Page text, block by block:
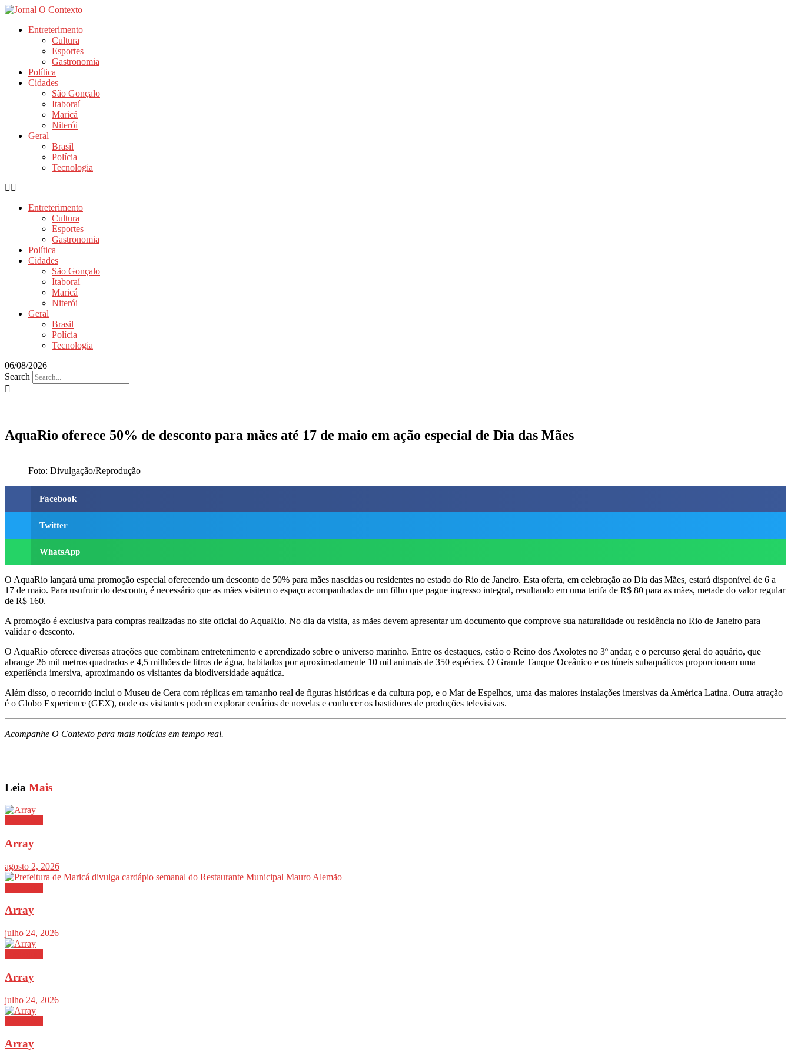
Ir
Entreterimento
Cultura
Esportes
Gastronomia
Política
Cidades
São Gonçalo
Itaboraí
Maricá
Niterói
Geral
Brasil
Polícia
Tecnologia
Entreterimento
Cultura
Esportes
Gastronomia
Política
Cidades
São Gonçalo
Itaboraí
Maricá
Niterói
Geral
Brasil
Polícia
Tecnologia
06/08/2026
Search
AquaRio oferece 50% de desconto para mães até 17 de maio em ação especial de Dia das Mães
Foto: Divulgação/Reprodução
Facebook
Twitter
WhatsApp
O AquaRio lançará uma promoção especial oferecendo um desconto de 50% para mães nascidas ou residentes no estado do Rio de Janeiro. Esta oferta, em celebração ao Dia das Mães, estará disponível de 6 a
17 de maio. Para usufruir do desconto, é necessário que as mães visitem o espaço acompanhadas de um filho que pague ingresso integral, resultando em uma tarifa de R$ 80 para as mães, metade do valor regular
de R$ 160.
A promoção é exclusiva para compras realizadas no site oficial do AquaRio. No dia da visita, as mães devem apresentar um documento que comprove sua naturalidade ou residência no Rio de Janeiro para
validar o desconto.
O AquaRio oferece diversas atrações que combinam entretenimento e aprendizado sobre o universo marinho. Entre os destaques, estão o Reino dos Axolotes no 3º andar, e o percurso geral do aquário, que
abrange 26 mil metros quadrados e 4,5 milhões de litros de água, habitados por aproximadamente 10 mil animais de 350 espécies. O Grande Tanque Oceânico e os túneis subaquáticos proporcionam uma
experiência imersiva, aproximando os visitantes da biodiversidade aquática.
Além disso, o recorrido inclui o Museu de Cera com réplicas em tamanho real de figuras históricas e da cultura pop, e o Mar de Espelhos, uma das maiores instalações imersivas da América Latina. Outra atração
é o Globo Experience (GEX), onde os visitantes podem explorar cenários de novelas e conhecer os bastidores de produções televisivas.
Acompanhe O Contexto para mais notícias em tempo real.
Leia Mais
Array
agosto 2, 2026
Array
julho 24, 2026
Array
julho 24, 2026
Array